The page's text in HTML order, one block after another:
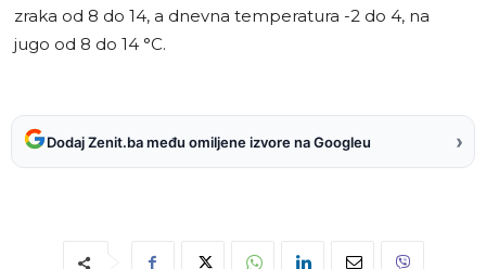
zraka od 8 do 14, a dnevna temperatura -2 do 4, na
jugo od 8 do 14 °C.
Dodaj Zenit.ba među omiljene izvore na Googleu ›